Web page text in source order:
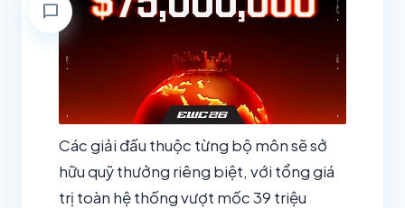
chat_bubble
Các giải đấu thuộc từng bộ môn sẽ sở
hữu quỹ thưởng riêng biệt, với tổng giá
trị toàn hệ thống vượt mốc 39 triệu